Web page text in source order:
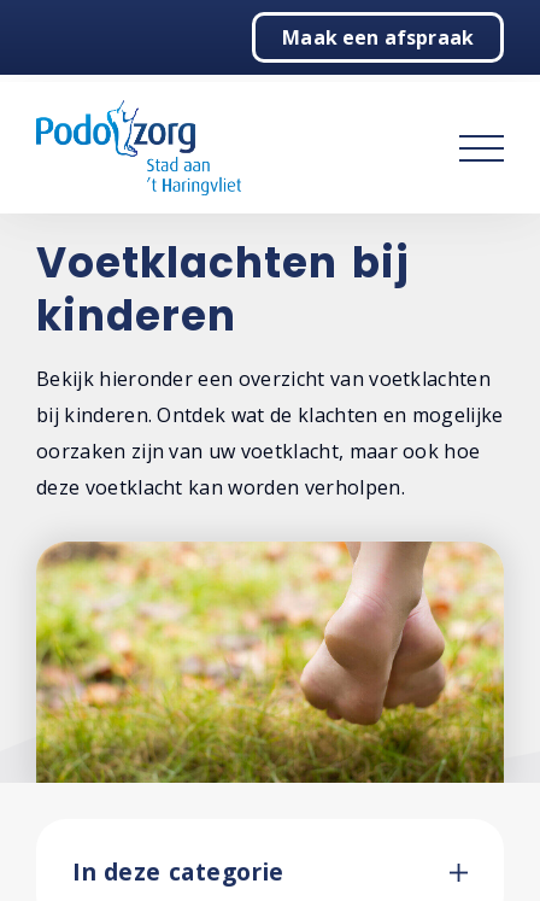
Maak een afspraak
Podologie
Behandelingen
Over ons
Contact
Voetklachten bij
kinderen
Bekijk hieronder een overzicht van voetklachten
bij kinderen. Ontdek wat de klachten en mogelijke
oorzaken zijn van uw voetklacht, maar ook hoe
deze voetklacht kan worden verholpen.
In deze categorie